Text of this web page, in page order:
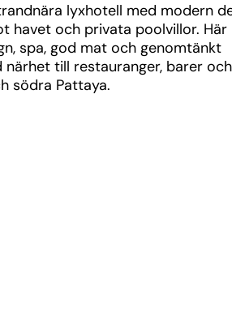
lyxhotell med modern
havet och privata poolvillor. Här
spa, god mat och genomtänkt
till restauranger, barer
södra Pattaya.